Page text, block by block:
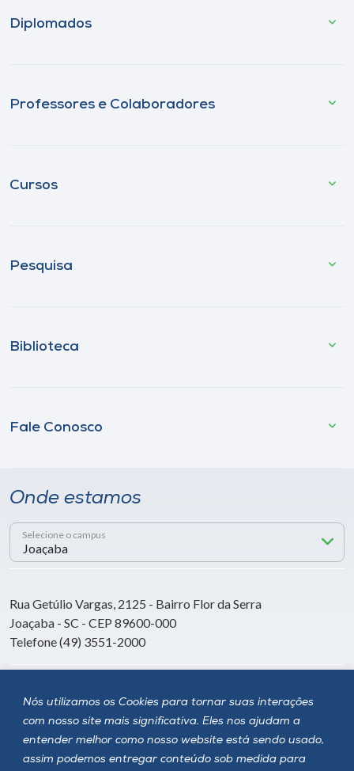
Nós utilizamos os Cookies para tornar suas interações
com nosso site mais significativa. Eles nos ajudam a
entender melhor como nosso website está sendo usado,
assim podemos entregar conteúdo sob medida para
Diplomados
Professores e Colaboradores
Cursos
Pesquisa
Biblioteca
Fale Conosco
Onde estamos
Selecione o campus
Rua Getúlio Vargas, 2125 - Bairro Flor da Serra
Joaçaba - SC - CEP 89600-000
Telefone (49) 3551-2000
Siga a Unoesc